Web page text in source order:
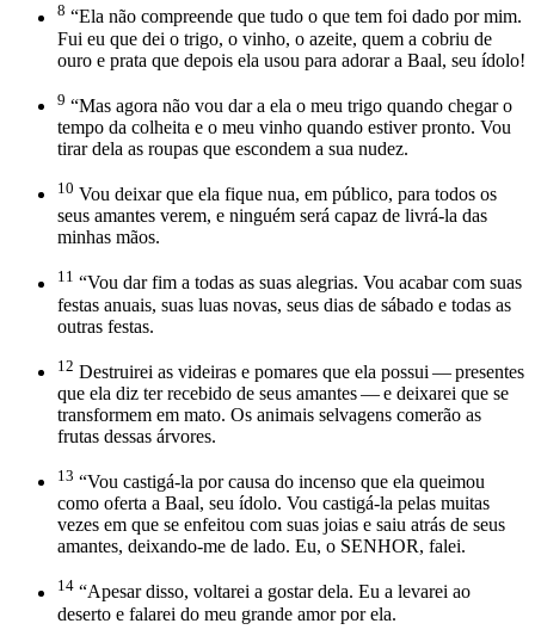
8 “Ela não compreende que tudo o que tem foi dado por mim.
Fui eu que dei o trigo, o vinho, o azeite, quem a cobriu de
ouro e prata que depois ela usou para adorar a Baal, seu ídolo!
9 “Mas agora não vou dar a ela o meu trigo quando chegar o
tempo da colheita e o meu vinho quando estiver pronto. Vou
tirar dela as roupas que escondem a sua nudez.
10 Vou deixar que ela fique nua, em público, para todos os
seus amantes verem, e ninguém será capaz de livrá-la das
minhas mãos.
11 “Vou dar fim a todas as suas alegrias. Vou acabar com suas
festas anuais, suas luas novas, seus dias de sábado e todas as
outras festas.
12 Destruirei as videiras e pomares que ela possui — presentes
que ela diz ter recebido de seus amantes — e deixarei que se
transformem em mato. Os animais selvagens comerão as
frutas dessas árvores.
13 “Vou castigá-la por causa do incenso que ela queimou
como oferta a Baal, seu ídolo. Vou castigá-la pelas muitas
vezes em que se enfeitou com suas joias e saiu atrás de seus
amantes, deixando-me de lado. Eu, o SENHOR, falei.
14 “Apesar disso, voltarei a gostar dela. Eu a levarei ao
deserto e falarei do meu grande amor por ela.